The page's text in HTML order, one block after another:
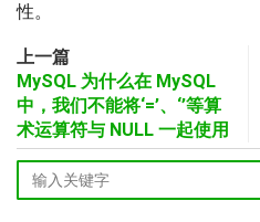
性。
上一篇
MySQL 为什么在 MySQL
中，我们不能将‘=’、‘’等算
术运算符与 NULL 一起使用